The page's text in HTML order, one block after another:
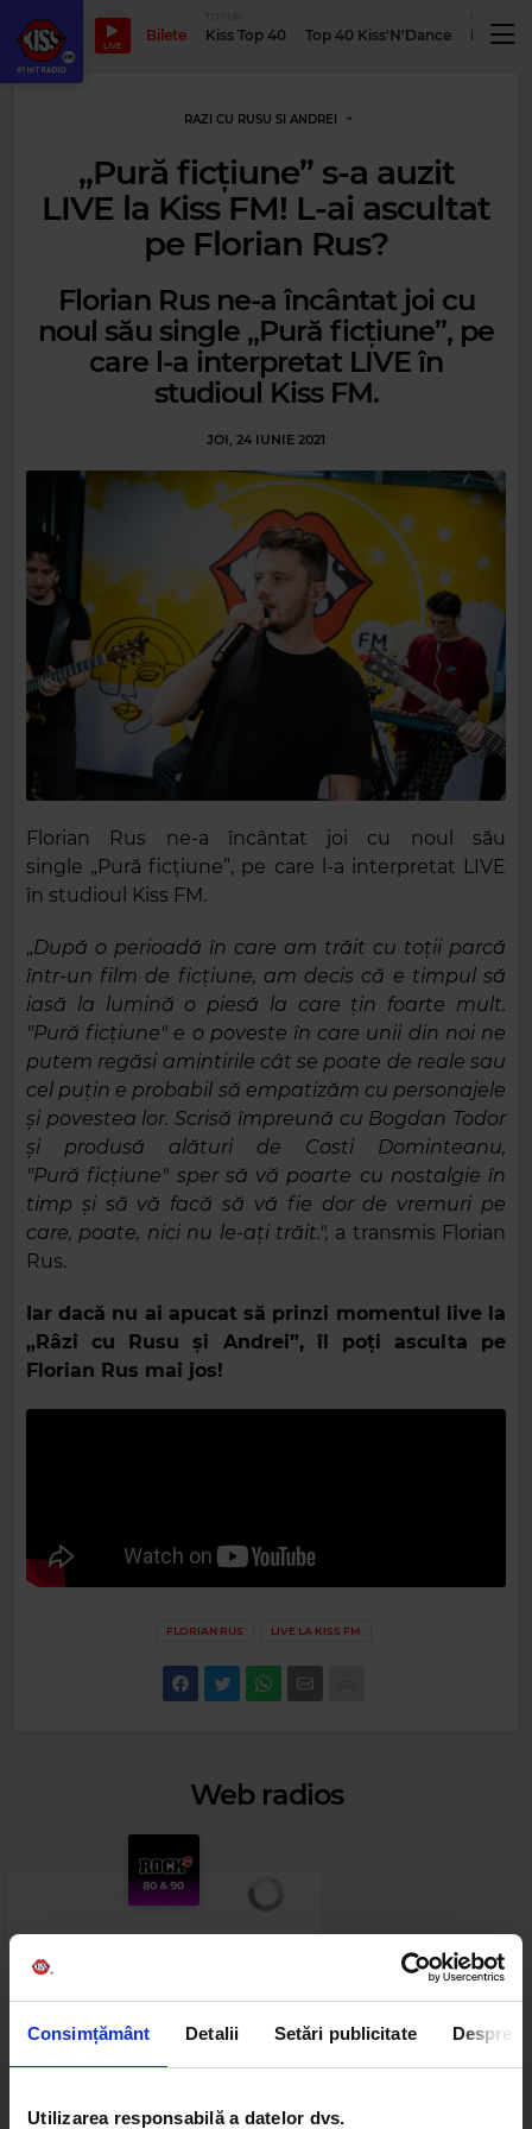
Consimțământ Detalii Setări publicitate Despre
Utilizarea responsabilă a datelor dvs.
LIVE
Bilete Kiss Top 40 Top 40 Kiss'N'Dance
RAZI CU RUSU SI ANDREI
„Pură ficțiune” s-a auzit
LIVE la Kiss FM! L-ai ascultat
pe Florian Rus?
Florian Rus ne-a încântat joi cu
noul său single „Pură ficțiune”, pe
care l-a interpretat LIVE în
studioul Kiss FM.
JOI, 24 IUNIE 2021
Florian Rus ne-a încântat joi cu noul său
single „Pură ficțiune”, pe care l-a interpretat LIVE
în studioul Kiss FM.
„După o perioadă în care am trăit cu toții parcă
într-un film de ficțiune, am decis că e timpul să
iasă la lumină o piesă la care țin foarte mult.
"Pură ficțiune" e o poveste în care unii din noi ne
putem regăsi amintirile cât se poate de reale sau
cel puțin e probabil să empatizăm cu personajele
și povestea lor. Scrisă împreună cu Bogdan Todor
și produsă alături de Costi Dominteanu,
"Pură ficțiune" sper să vă poarte cu nostalgie în
timp și să vă facă să vă fie dor de vremuri pe
care, poate, nici nu le-ați trăit.", a transmis Florian
Rus.
Iar dacă nu ai apucat să prinzi momentul live la
„Râzi cu Rusu și Andrei”, îl poți asculta pe
Florian Rus mai jos!
FLORIAN RUS LIVE LA KISS FM
Web radios
PUYA, KAMELIA, GEORGE HORA